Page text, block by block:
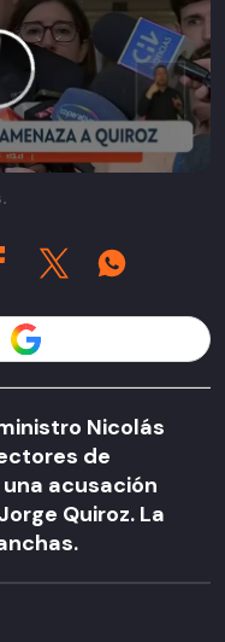
Nicolás
de
acusación
Quiroz. La